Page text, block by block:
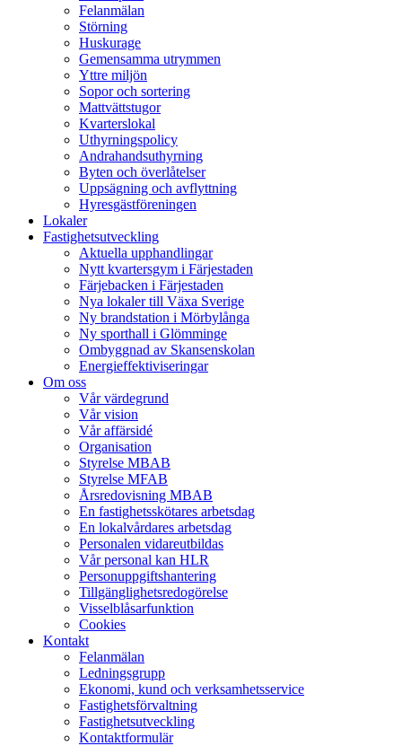
Felanmälan
Störning
Huskurage
Gemensamma utrymmen
Yttre miljön
Sopor och sortering
Mattvättstugor
Kvarterslokal
Uthyrningspolicy
Andrahandsuthyrning
Byten och överlåtelser
Uppsägning och avflyttning
Hyresgästföreningen
Lokaler
Fastighetsutveckling
Aktuella upphandlingar
Nytt kvartersgym i Färjestaden
Färjebacken i Färjestaden
Nya lokaler till Växa Sverige
Ny brandstation i Mörbylånga
Ny sporthall i Glömminge
Ombyggnad av Skansenskolan
Energieffektiviseringar
Om oss
Vår värdegrund
Vår vision
Vår affärsidé
Organisation
Styrelse MBAB
Styrelse MFAB
Årsredovisning MBAB
En fastighetsskötares arbetsdag
En lokalvårdares arbetsdag
Personalen vidareutbildas
Vår personal kan HLR
Personuppgiftshantering
Tillgänglighetsredogörelse
Visselblåsarfunktion
Cookies
Kontakt
Felanmälan
Ledningsgrupp
Ekonomi, kund och verksamhetsservice
Fastighetsförvaltning
Fastighetsutveckling
Kontaktformulär